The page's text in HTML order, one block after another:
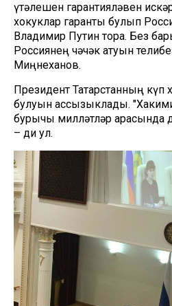
үтәлешен гарантияләвен
хокуклар гаранты булып
Владимир Путин тора. Без
Россиянең чәчәк атуын
Миңнеханов.
Президент Татарстанның күп
булуын ассызыклады.
бурычы милләтләр арасында
– ди ул.